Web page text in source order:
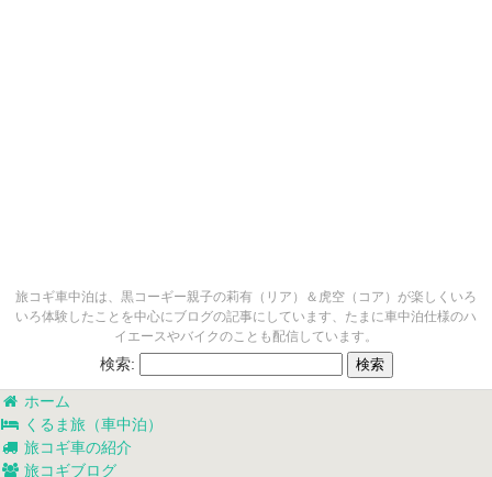
旅コギ車中泊は、黒コーギー親子の莉有（リア）＆虎空（コア）が楽しくいろ
いろ体験したことを中心にブログの記事にしています、たまに車中泊仕様のハ
イエースやバイクのことも配信しています。
検索:
ホーム
くるま旅（車中泊）
旅コギ車の紹介
旅コギブログ